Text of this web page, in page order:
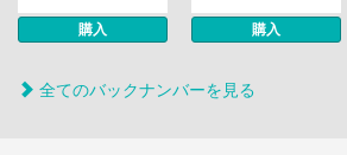
購入 購入
全てのバックナンバーを見る